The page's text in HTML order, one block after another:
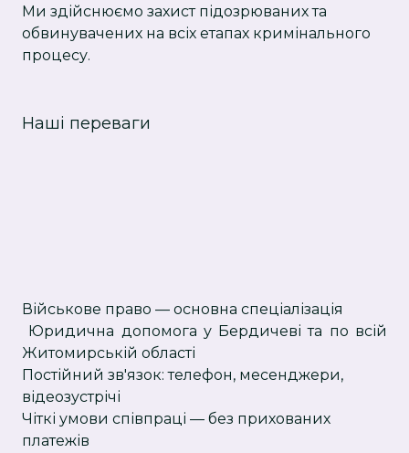
Ми здійснюємо захист підозрюваних та
обвинувачених на всіх етапах кримінального
процесу.
Наші переваги
Військове право — основна спеціалізація
Юридична допомога у Бердичеві та по всій
Житомирській області
Постійний зв'язок: телефон, месенджери,
відеозустрічі
Чіткі умови співпраці — без прихованих
платежів